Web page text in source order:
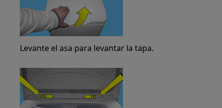
Levante el asa para levantar la tapa.